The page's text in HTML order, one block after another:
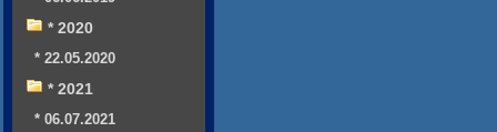
* 2020
* 22.05.2020
* 2021
* 06.07.2021